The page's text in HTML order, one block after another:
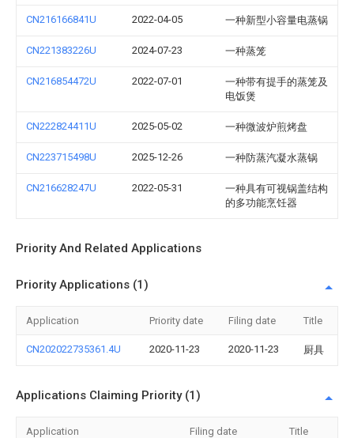
CN216166841U 2022-04-05 一种新型小容量电蒸锅
CN221383226U 2024-07-23 一种蒸笼
CN216854472U 2022-07-01
一种带有提手的蒸笼及
电饭煲
CN222824411U 2025-05-02 一种微波炉煎烤盘
CN223715498U 2025-12-26 一种防蒸汽凝水蒸锅
CN216628247U 2022-05-31
一种具有可视锅盖结构
的多功能烹饪器
Priority And Related Applications
Priority Applications (1)
Application Priority date Filing date Title
CN202022735361.4U 2020-11-23 2020-11-23 厨具
Applications Claiming Priority (1)
Application Filing date Title